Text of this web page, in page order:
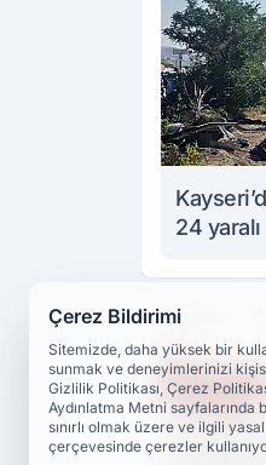
24 yaralı
Haberler
Çerez Bildirimi
Sitemizde, daha yüksek bir
sunmak ve deneyimlerinizi
Gizlilik Politikası, Çerez
Aydınlatma Metni sayfalarında
sınırlı olmak üzere ve ilgili
çerçevesinde çerezler